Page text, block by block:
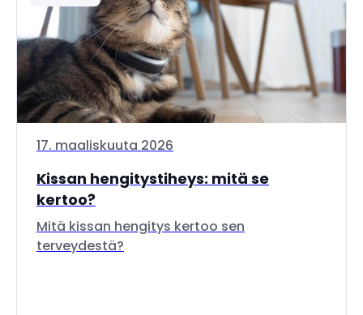
17. maaliskuuta 2026
Kissan hengitystiheys: mitä se
kertoo?
Mitä kissan hengitys kertoo sen
terveydestä?